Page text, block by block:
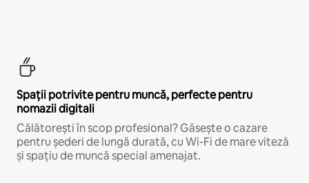
Spații potrivite pentru muncă, perfecte pentru
nomazii digitali
Călătorești în scop profesional? Găsește o cazare
pentru șederi de lungă durată, cu Wi-Fi de mare viteză
și spațiu de muncă special amenajat.